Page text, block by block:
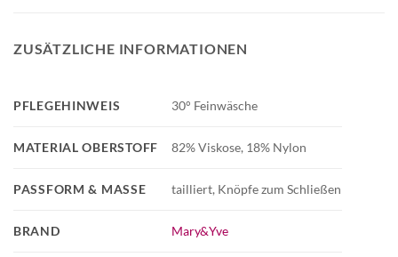
ZUSÄTZLICHE INFORMATIONEN
BRAND Mary&Yve
PFLEGEHINWEIS 30° Feinwäsche
MATERIAL OBERSTOFF 82% Viskose, 18% Nylon
PASSFORM & MASSE tailliert, Knöpfe zum Schließen